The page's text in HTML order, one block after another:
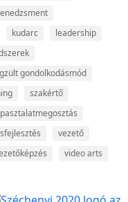
kudarc
leadership
gondolkodásmód
szakértő
vezető
video arts